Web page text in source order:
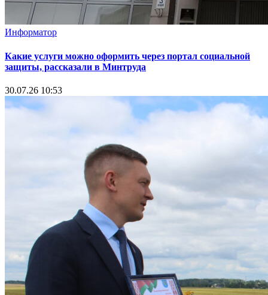
Информатор
Какие услуги можно оформить через портал социальной
защиты, рассказали в Минтруда
30.07.26 10:53